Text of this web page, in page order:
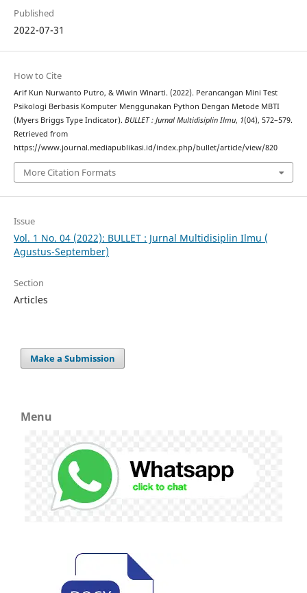
Published
2022-07-31
How to Cite
Arif Kun Nurwanto Putro, & Wiwin Winarti. (2022). Perancangan Mini Test
Psikologi Berbasis Komputer Menggunakan Python Dengan Metode MBTI
(Myers Briggs Type Indicator). BULLET : Jurnal Multidisiplin Ilmu, 1(04), 572–579.
Retrieved from
https://www.journal.mediapublikasi.id/index.php/bullet/article/view/820
More Citation Formats
Issue
Vol. 1 No. 04 (2022): BULLET : Jurnal Multidisiplin Ilmu (
Agustus-September)
Section
Articles
Make a Submission
Menu